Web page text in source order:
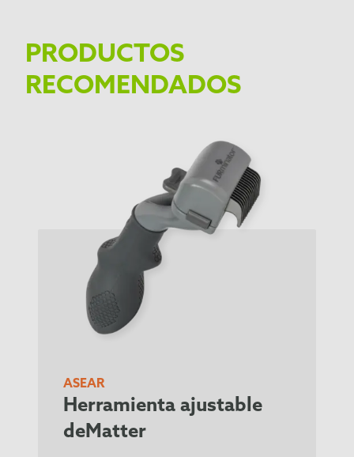
PRODUCTOS
RECOMENDADOS
ASEAR
Herramienta ajustable
deMatter